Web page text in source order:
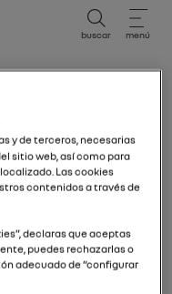
buscar menú
a la
su vehículo.
y de terceros, necesarias
sitio web, así como para
Las cookies
contenidos a través de
declaras que aceptas
puedes rechazarlas o
adecuado de “configurar